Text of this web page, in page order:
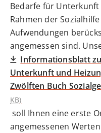
Bedarfe für
Rahmen der
Aufwendungen
angemessen sind.
Informationsblatt
Unterkunft und
Zwölften Buch
KB)
soll Ihnen eine erste
angemessenen